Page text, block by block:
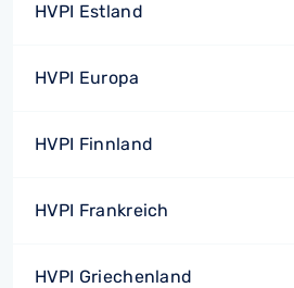
HVPI Estland
HVPI Europa
HVPI Finnland
HVPI Frankreich
HVPI Griechenland